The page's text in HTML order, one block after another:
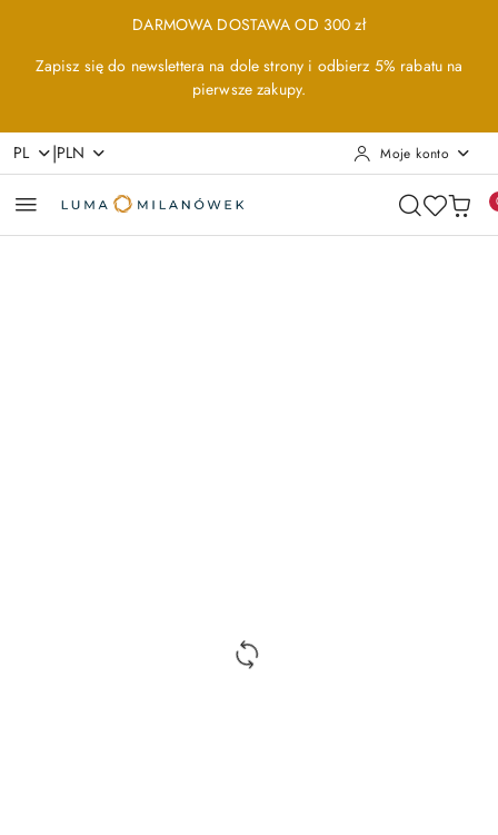
Przejdź do treści głównej
Przejdź do wyszukiwarki
Przejdź do moje konto
Przejdź do menu głównego
Przejdź do opisu produktu
Przejdź do stopkiDARMOWA DOSTAWA OD 300 zł
Zapisz się do newslettera na dole strony i odbierz 5% rabatu na
pierwsze zakupy.
PL |PLN Moje konto